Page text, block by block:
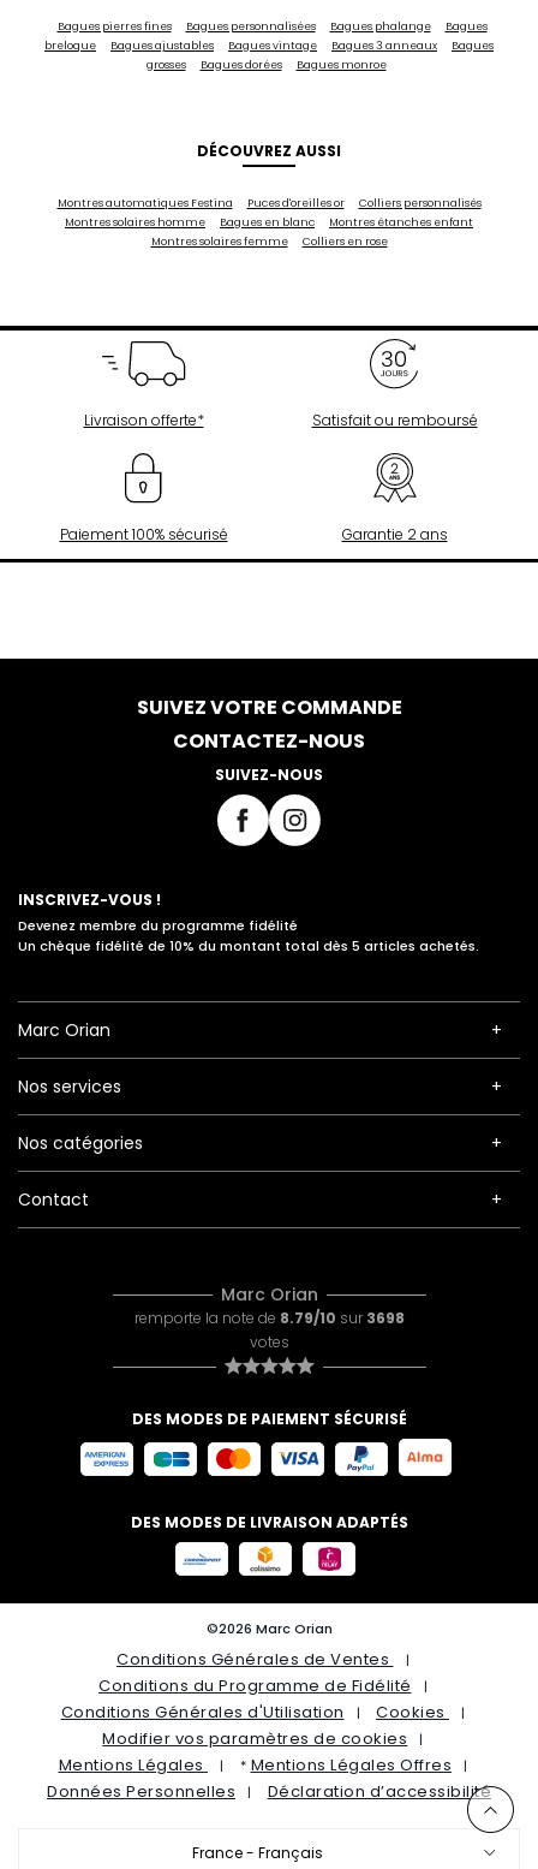
Bagues pierres fines Bagues personnalisées Bagues phalange
Bagues
breloque
Bagues ajustables Bagues vintage Bagues 3 anneaux
Bagues
grosses
Bagues dorées Bagues monroe
DÉCOUVREZ AUSSI
Montres automatiques Festina Puces d'oreilles or
Colliers personnalisés
Montres solaires homme
Bagues en blanc
Montres étanches enfant
Montres solaires femme
Colliers en rose
Livraison offerte* Satisfait ou remboursé
Paiement 100% sécurisé Garantie 2 ans
SUIVEZ VOTRE COMMANDE
CONTACTEZ-NOUS
SUIVEZ-NOUS
INSCRIVEZ-VOUS !
Devenez membre du programme fidélité
Un chèque fidélité de 10% du montant total dès 5 articles achetés.
Marc Orian
Nos services
Nos catégories
Contact
Marc Orian
remporte la note de 8.79/10 sur 3698
votes
DES MODES DE PAIEMENT SÉCURISÉ
DES MODES DE LIVRAISON ADAPTÉS
©2026 Marc Orian
Conditions Générales de Ventes
Conditions du Programme de Fidélité
Conditions Générales d'Utilisation
Cookies
Modifier vos paramètres de cookies
Mentions Légales
* Mentions Légales Offres
Données Personnelles
Déclaration d’accessibilité
France - Français